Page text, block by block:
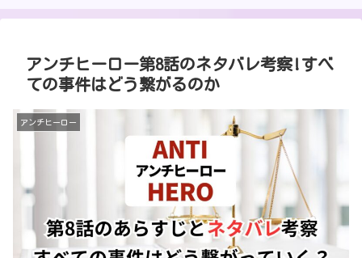
アンチヒーロー第8話のネタバレ考察!すべ
ての事件はどう繋がるのか
アンチヒーロー